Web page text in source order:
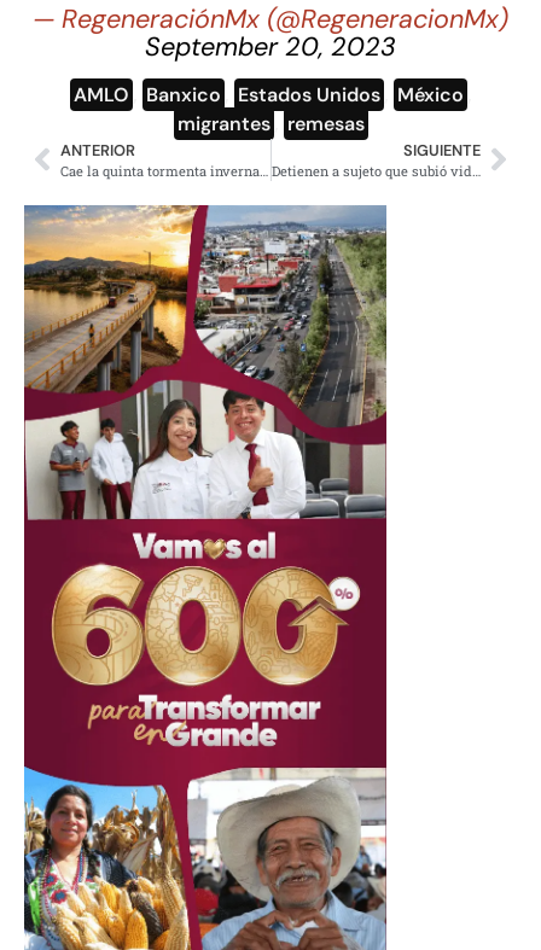
— RegeneraciónMx (@RegeneracionMx)
September 20, 2023
AMLO Banxico Estados Unidos México
migrantes
remesas
ANTERIOR SIGUIENTE